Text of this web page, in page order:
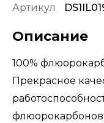
Артикул
Описание
100%
Прекрасное